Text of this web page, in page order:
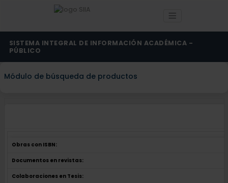
SISTEMA INTEGRAL DE INFORMACIÓN ACADÉMICA -
PÚBLICO
Módulo de búsqueda de productos
Obras con ISBN:
Documentos en revistas:
Colaboraciones en Tesis: